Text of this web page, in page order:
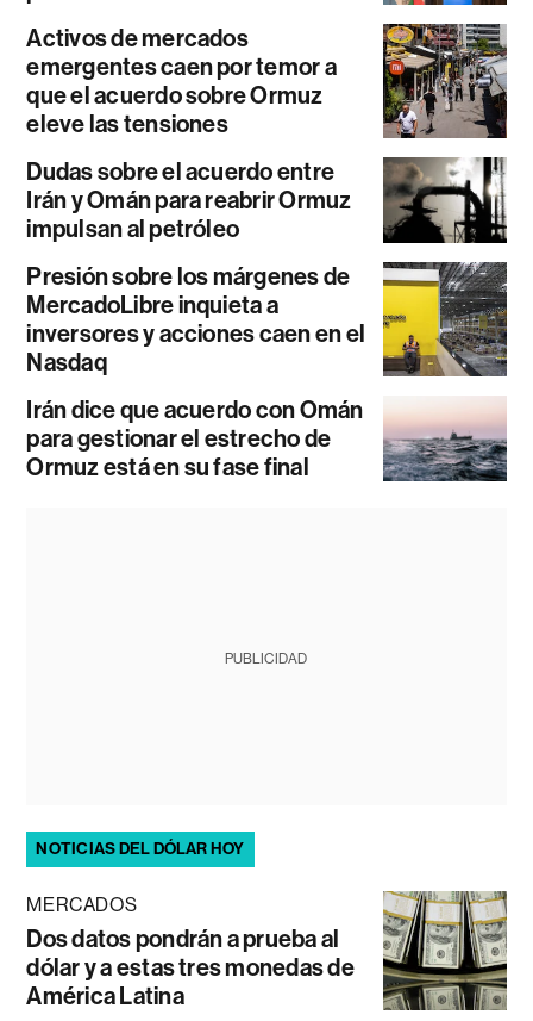
Activos de mercados
emergentes caen por temor a
que el acuerdo sobre Ormuz
eleve las tensiones
Dudas sobre el acuerdo entre
Irán y Omán para reabrir Ormuz
impulsan al petróleo
Presión sobre los márgenes de
MercadoLibre inquieta a
inversores y acciones caen en el
Nasdaq
Irán dice que acuerdo con Omán
para gestionar el estrecho de
Ormuz está en su fase final
PUBLICIDAD
NOTICIAS DEL DÓLAR HOY
MERCADOS
Dos datos pondrán a prueba al
dólar y a estas tres monedas de
América Latina